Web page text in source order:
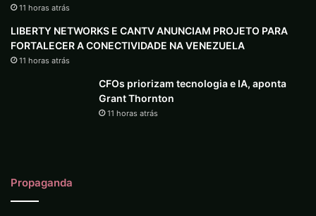
11 horas atrás
LIBERTY NETWORKS E CANTV ANUNCIAM PROJETO PARA
FORTALECER A CONECTIVIDADE NA VENEZUELA
11 horas atrás
CFOs priorizam tecnologia e IA, aponta
Grant Thornton
11 horas atrás
Propaganda